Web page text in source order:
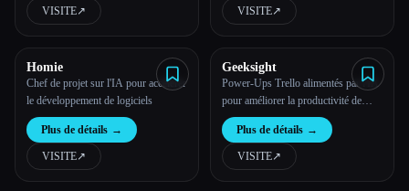
VISITE↗︎
communication et de collaboration. Il
est prêt à aider en matière de ventes,
humaines, e
VISITE↗︎
Homie
Chef de projet sur l'IA pour accélérer
le développement de logiciels
Plus de détails →
VISITE↗︎
Geeksight
Power-Ups Trello alimentés par l'IA
pour améliorer la productivité de
l'équipe
Plus de détails →
VISITE↗︎